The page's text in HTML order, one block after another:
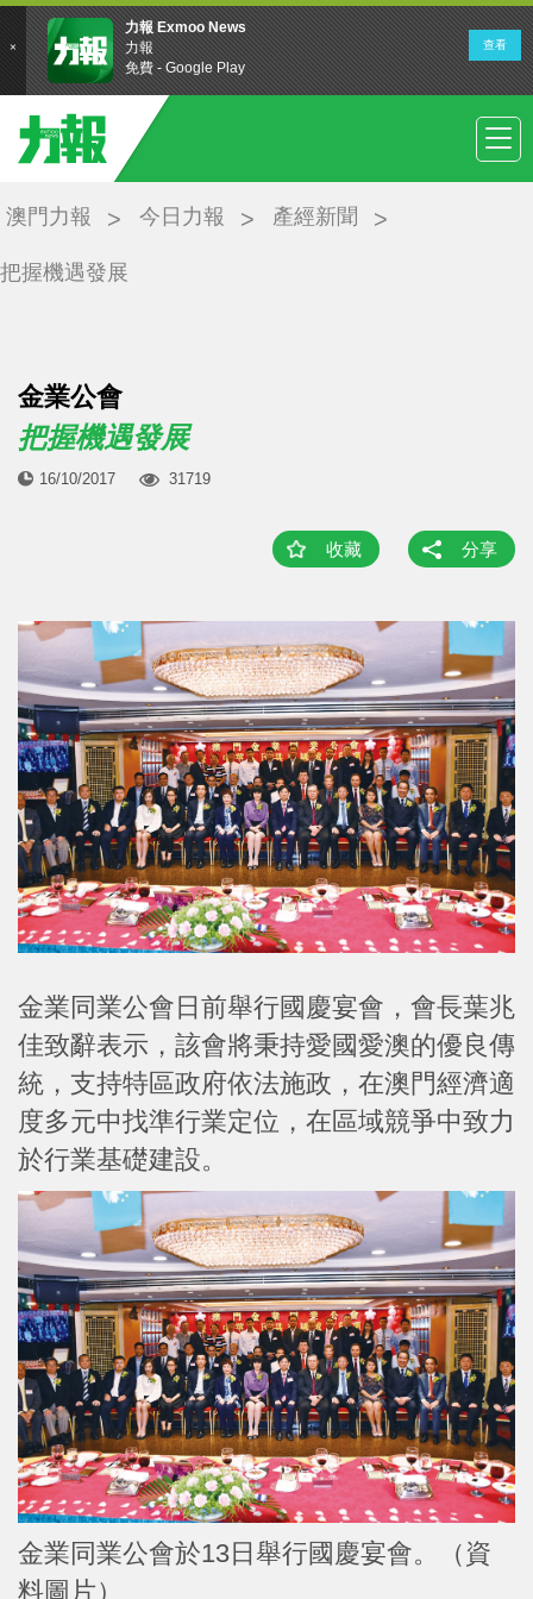
澳門力報 今日力報 產經新聞
把握機遇發展
金業公會
把握機遇發展
16/10/2017 31719
收藏 分享
金業同業公會日前舉行國慶宴會，會長葉兆
佳致辭表示，該會將秉持愛國愛澳的優良傳
統，支持特區政府依法施政，在澳門經濟適
度多元中找準行業定位，在區域競爭中致力
於行業基礎建設。
金業同業公會於13日舉行國慶宴會。（資
料圖片）